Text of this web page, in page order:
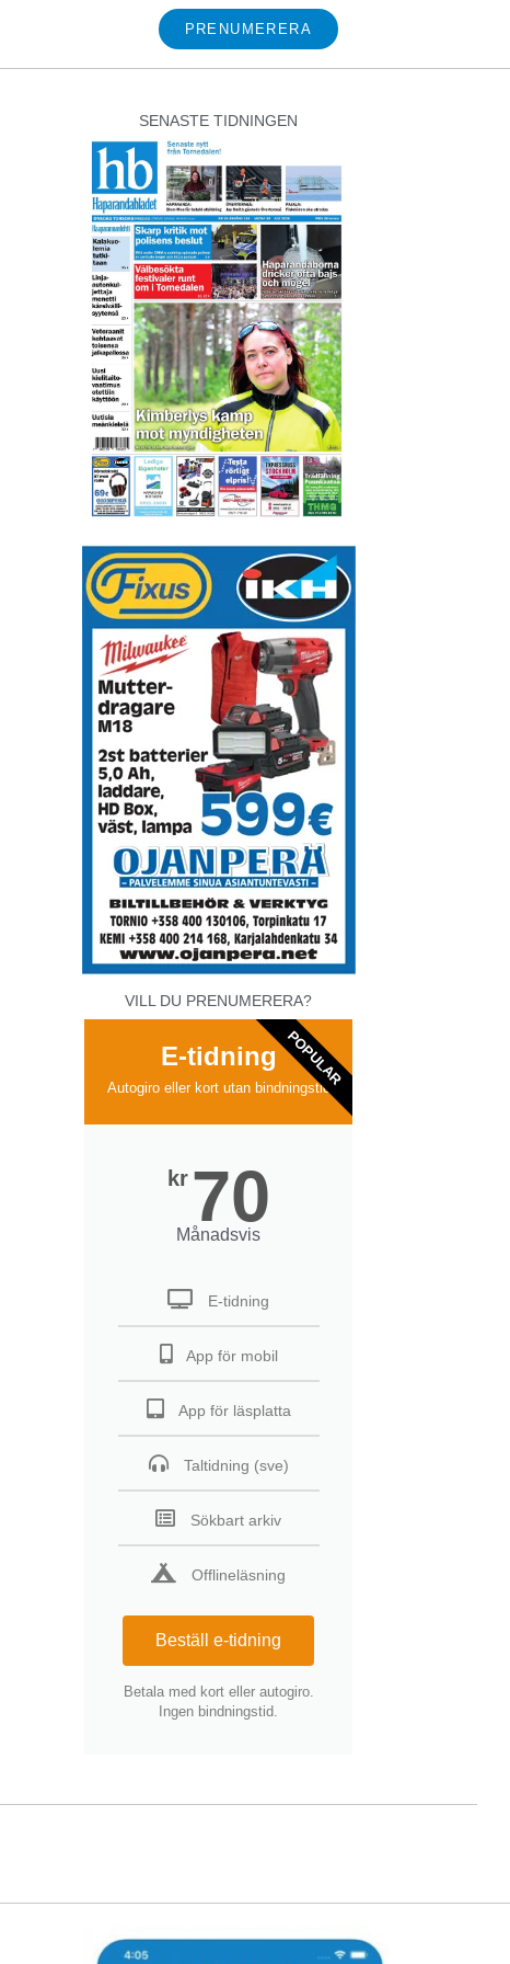
PRENUMERERA
SENASTE TIDNINGEN
VILL DU PRENUMERERA?
E-tidning
Autogiro eller kort utan bindningstid
kr 70
Månadsvis
E-tidning
App för mobil
App för läsplatta
Taltidning (sve)
Sökbart arkiv
Offlineläsning
Beställ e-tidning
Betala med kort eller autogiro.
Ingen bindningstid.
POPULAR